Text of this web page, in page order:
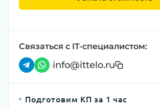
Связаться с IT-специалистом:
info@ittelo.ru
Подготовим КП за 1 час